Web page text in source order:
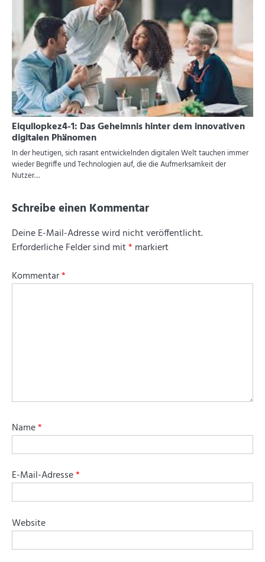
Eiqullopkez4-1: Das Geheimnis hinter dem innovativen
digitalen Phänomen
In der heutigen, sich rasant entwickelnden digitalen Welt tauchen immer
wieder Begriffe und Technologien auf, die die Aufmerksamkeit der
Nutzer…
Schreibe einen Kommentar
Deine E-Mail-Adresse wird nicht veröffentlicht.
Erforderliche Felder sind mit* markiert
Kommentar*
Name*
E-Mail-Adresse*
Website